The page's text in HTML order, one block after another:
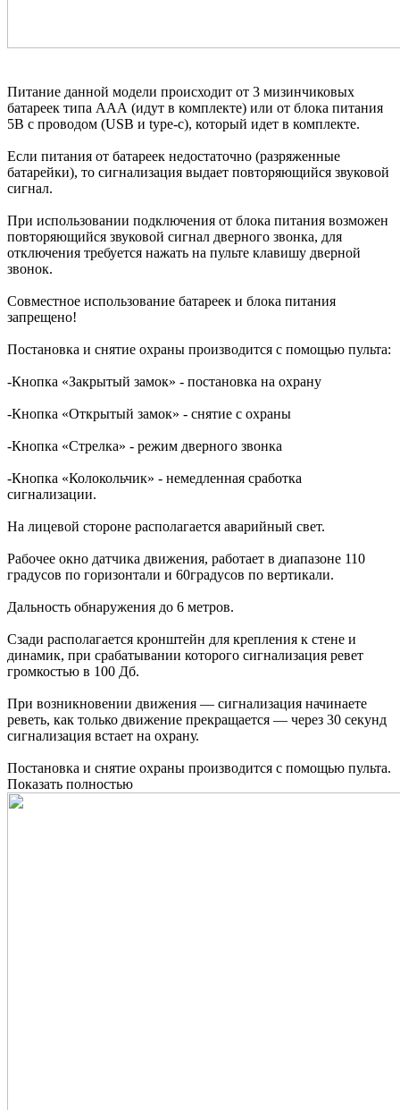
Питание данной модели происходит от 3 мизинчиковых
батареек типа ААА (идут в комплекте) или от блока питания
5В с проводом (USB и type-c), который идет в комплекте.
Если питания от батареек недостаточно (разряженные
батарейки), то сигнализация выдает повторяющийся звуковой
сигнал.
При использовании подключения от блока питания возможен
повторяющийся звуковой сигнал дверного звонка, для
отключения требуется нажать на пульте клавишу дверной
звонок.
Совместное использование батареек и блока питания
запрещено!
Постановка и снятие охраны производится с помощью пульта:
-Кнопка «Закрытый замок» - постановка на охрану
-Кнопка «Открытый замок» - снятие с охраны
-Кнопка «Стрелка» - режим дверного звонка
-Кнопка «Колокольчик» - немедленная сработка
сигнализации.
На лицевой стороне располагается аварийный свет.
Рабочее окно датчика движения, работает в диапазоне 110
градусов по горизонтали и 60градусов по вертикали.
Дальность обнаружения до 6 метров.
Сзади располагается кронштейн для крепления к стене и
динамик, при срабатывании которого сигнализация ревет
громкостью в 100 Дб.
При возникновении движения — сигнализация начинаете
реветь, как только движение прекращается — через 30 секунд
сигнализация встает на охрану.
Постановка и снятие охраны производится с помощью пульта.
Показать полностью